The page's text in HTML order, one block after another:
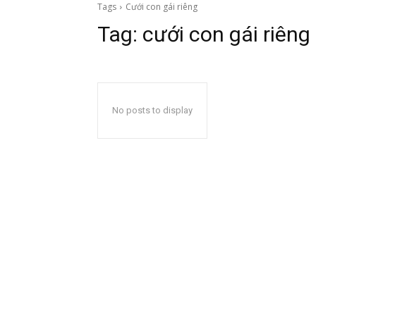
Tags Cưới con gái riêng
Tag: cưới con gái riêng
No posts to display